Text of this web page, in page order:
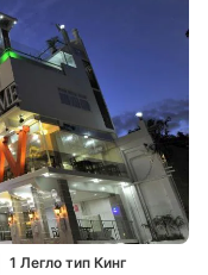
1 Легло тип Кинг